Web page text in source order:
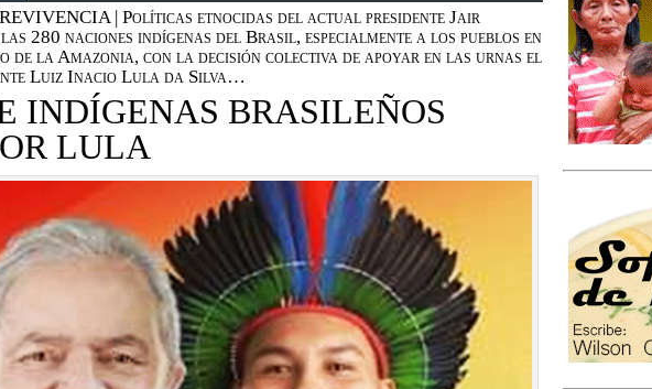
| Políticas etnocidas del actual presidente Jair
280 naciones indígenas del Brasil, especialmente a los pueblos en
la Amazonia, con la decisión colectiva de apoyar en las urnas el
Luiz Inacio Lula da Silva…
INDÍGENAS BRASILEÑOS
LULA